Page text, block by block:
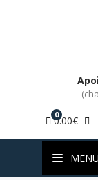
0
0.00€
MENU